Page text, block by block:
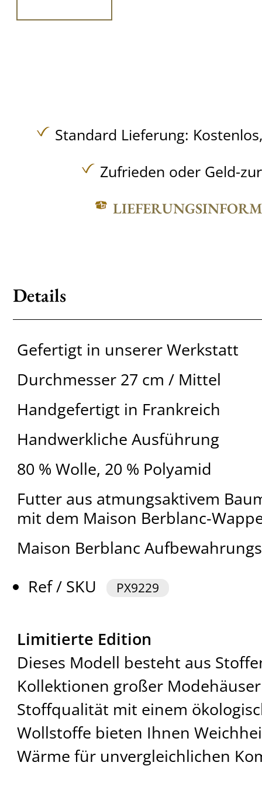
Standard Lieferung:
Zufrieden oder Geld-
Details
Gefertigt in unserer Werkstatt
Durchmesser 27 cm / Mittel
Handgefertigt in Frankreich
Handwerkliche Ausführung
80 % Wolle, 20 % Polyamid
Futter aus atmungsaktivem
mit dem Maison Berblanc-
Maison Berblanc
Ref / SKU
PX9229
Limitierte Edition
Dieses Modell besteht aus
Kollektionen großer
Stoffqualität mit einem
Wollstoffe bieten Ihnen
Wärme für unvergleichlichen